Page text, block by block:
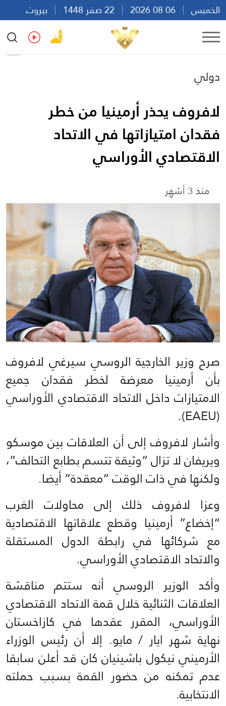
الخميس
بيروت
22:46
Ar
دولي
لافروف يحذر أرمينيا من خطر
فقدان امتيازاتها في الاتحاد
الاقتصادي الأوراسي
منذ 3 أشهر
صرح وزير الخارجية الروسي سيرغي لافروف
بأن أرمينيا معرضة لخطر فقدان جميع
الامتيازات داخل الاتحاد الاقتصادي الأوراسي
(EAEU).
وأشار لافروف إلى أن العلاقات بين موسكو
ويريفان لا تزال “وثيقة تتسم بطابع التحالف”،
ولكنها في ذات الوقت “معقدة” أيضا.
وعزا لافروف ذلك إلى محاولات الغرب
“إخضاع” أرمينيا وقطع علاقاتها الاقتصادية
مع شركائها في رابطة الدول المستقلة
والاتحاد الاقتصادي الأوراسي.
وأكد الوزير الروسي أنه ستتم مناقشة
العلاقات الثنائية خلال قمة الاتحاد الاقتصادي
الأوراسي، المقرر عقدها في كازاخستان
نهاية شهر ايار / مايو. إلا أن رئيس الوزراء
الأرميني نيكول باشينيان كان قد أعلن سابقا
عدم تمكنه من حضور القمة بسبب حملته
الانتخابية.